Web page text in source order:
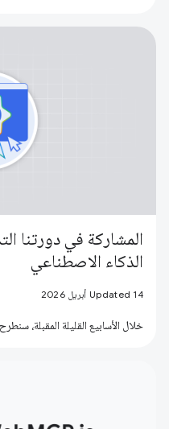
المشاركة في دورتنا
الذكاء الاصطناعي
Updated 14 أبريل 2026
خلال الأسابيع القليلة المقبلة،